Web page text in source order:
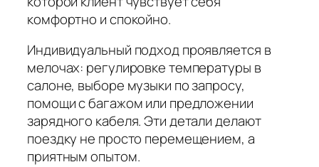
комфортно и спокойно.
Индивидуальный подход проявляется в
мелочах: регулировке температуры в
салоне, выборе музыки по запросу,
помощи с багажом или предложении
зарядного кабеля. Эти детали делают
поездку не просто перемещением, а
приятным опытом.